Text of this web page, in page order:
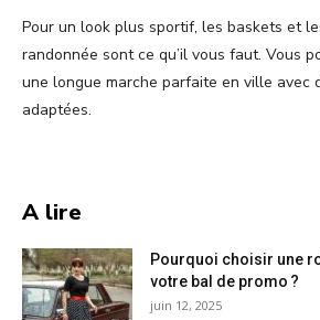
Pour un look plus sportif, les baskets et
randonnée sont ce qu’il vous faut. Vous
une longue marche parfaite en ville avec
adaptées.
A lire
Pourquoi choisir une
votre bal de promo ?
juin 12, 2025